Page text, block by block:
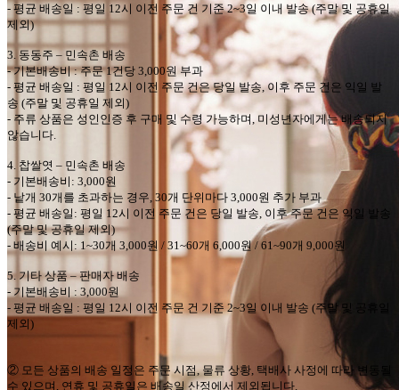
- 평균 배송일 : 평일 12시 이전 주문 건 기준2~3일 이내 발송(주말 및 공휴일
제외)
3. 동동주– 민속촌 배송
-기본배송비:주문1건당 3,000원 부과
- 평균 배송일 : 평일 12시 이전 주문 건은 당일 발송,이후 주문 건은 익일 발
송 (주말 및 공휴일 제외)
- 주류 상품은 성인인증 후 구매 및 수령 가능하며 미성년자에게는 배송되지
않습니다
4. 찹쌀엿 – 민속촌 배송
- 기본배송비 : 3,000원
- 낱개 30개를 초과하는 경우 , 30개 단위마다 3,000원 추가 부과
- 평균 배송일 : 평일 12시 이전 주문 건은 당일 발송 이후 주문 건은 익일 발송
(주말 및 공휴일 제외)
- 배송비 예시 : 1~30개 3,000원 / 31~60개 6,000원/ 61~90개 9,000원
5. 기타 상품– 판매자 배송
- 기본배송비 : 3,000원
- 평균 배송일 : 평일 12시 이전 주문 건 기준 2~3일 이내 발송 (주말 및 공휴일
제외)
② 모든 상품의 배송 일정은 주문 시점,물류 상황 택배사 사정에 따라 변동될
수 있으며 연휴 및 공휴일은 배송일 산정에서 제외됩니다